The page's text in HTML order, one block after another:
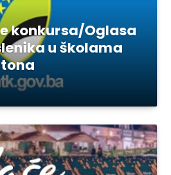
konkursa/Oglasa
u školama